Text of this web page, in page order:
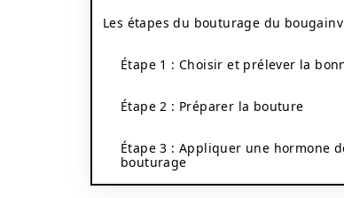
Les étapes du bouturage du
Étape 1 : Choisir et prélever la
Étape 2 : Préparer la bouture
Étape 3 : Appliquer une hormone
bouturage